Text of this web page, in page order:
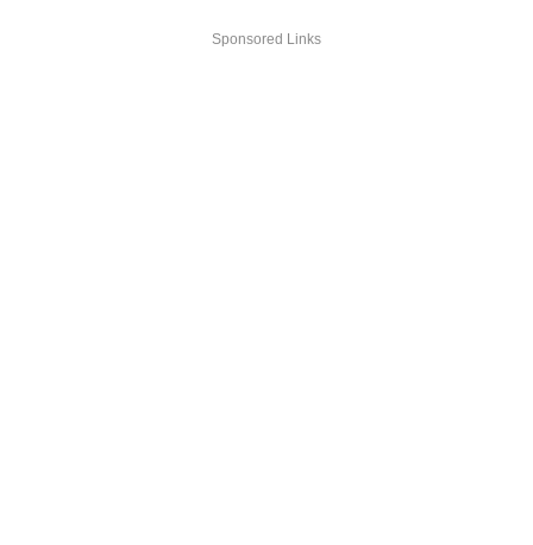
Sponsored Links